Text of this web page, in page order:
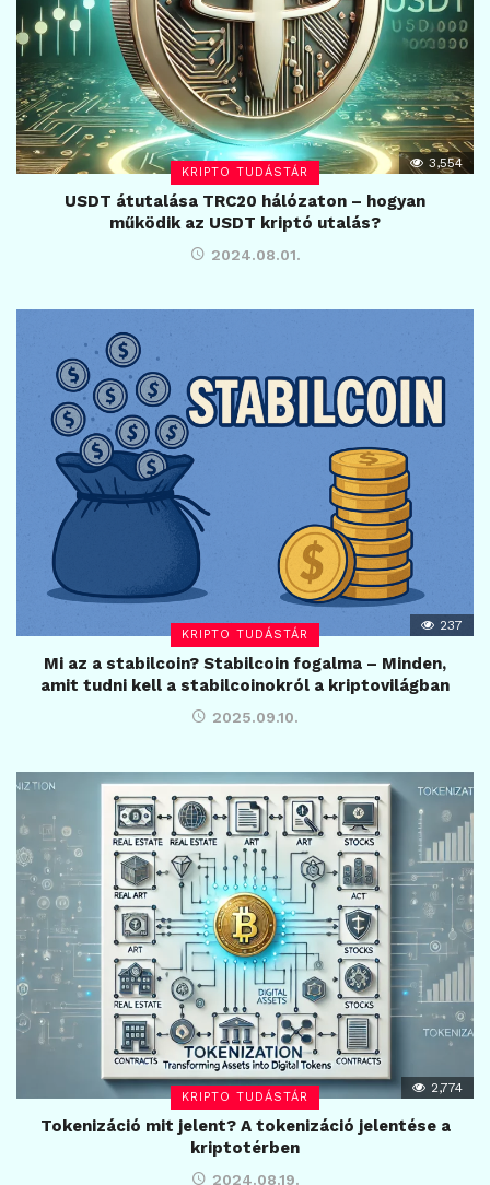
KRIPTO TUDÁSTÁR
3,554
USDT átutalása TRC20 hálózaton – hogyan
működik az USDT kriptó utalás?
2024.08.01.
KRIPTO TUDÁSTÁR
237
Mi az a stabilcoin? Stabilcoin fogalma – Minden,
amit tudni kell a stabilcoinokról a kriptovilágban
2025.09.10.
KRIPTO TUDÁSTÁR
2,774
Tokenizáció mit jelent? A tokenizáció jelentése a
kriptotérben
2024.08.19.